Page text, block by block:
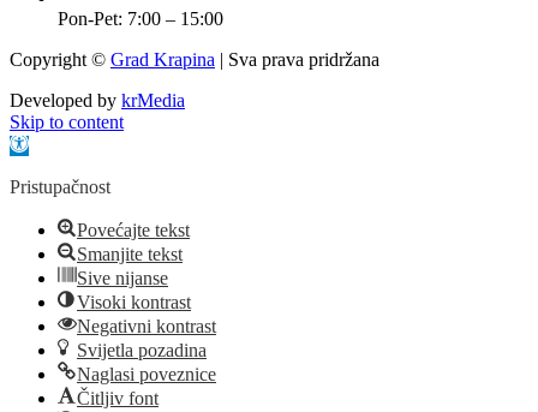
Pon-Pet: 7:00 – 15:00
Copyright © Grad Krapina | Sva prava pridržana
Developed by krMedia
Skip to content
Open toolbar
Pristupačnost
Povećajte tekst
Smanjite tekst
Sive nijanse
Visoki kontrast
Negativni kontrast
Svijetla pozadina
Naglasi poveznice
Čitljiv font